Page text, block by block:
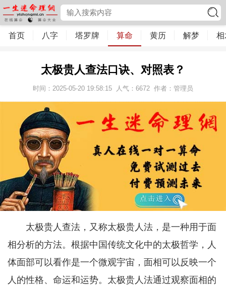
首页 八字 塔罗牌 算命 黄历 解梦 相
太极贵人查法口诀、对照表？
时间：2025-05-20 19:58:15 人气： 6672 作者：管理员
太极贵人查法，又称太极贵人法，是一种用于面
相分析的方法。根据中国传统文化中的太极哲学，人
体面部可以看作是一个微观宇宙，面相可以反映一个
人的性格、命运和运势。太极贵人法通过观察面相的